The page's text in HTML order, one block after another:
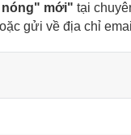
nóng" mới" tại
gửi về địa chỉ email